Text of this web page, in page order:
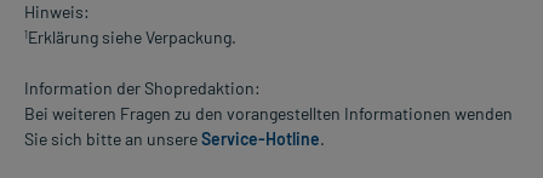
Hinweis:
1 Erklärung siehe Verpackung.
Information der Shopredaktion:
Bei weiteren Fragen zu den vorangestellten Informationen wenden
Sie sich bitte an unsereService-Hotline.